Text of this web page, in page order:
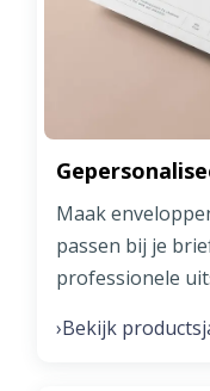
Maak
passen bij je
professionele
›Bekijk